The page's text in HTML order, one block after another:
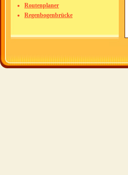
Routenplaner
Regenbogenbrücke